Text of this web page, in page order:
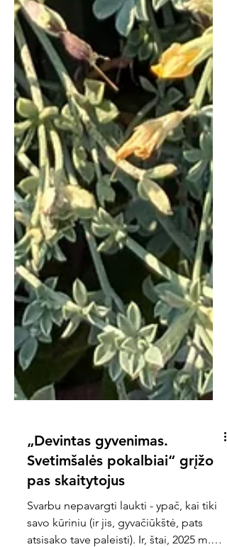
„Devintas gyvenimas.
Svetimšalės pokalbiai“ grįžo
pas skaitytojus